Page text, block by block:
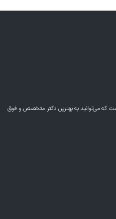
که می‌توانید به بهترین دکتر متخصص و فوق